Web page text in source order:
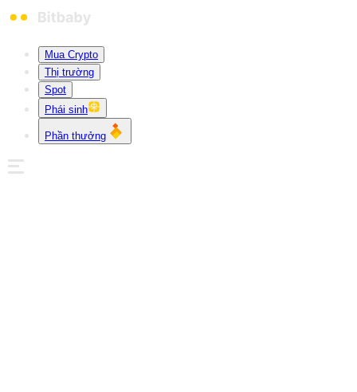
Mua Crypto
Thị trường
Spot
Phái sinh
Phần thưởng